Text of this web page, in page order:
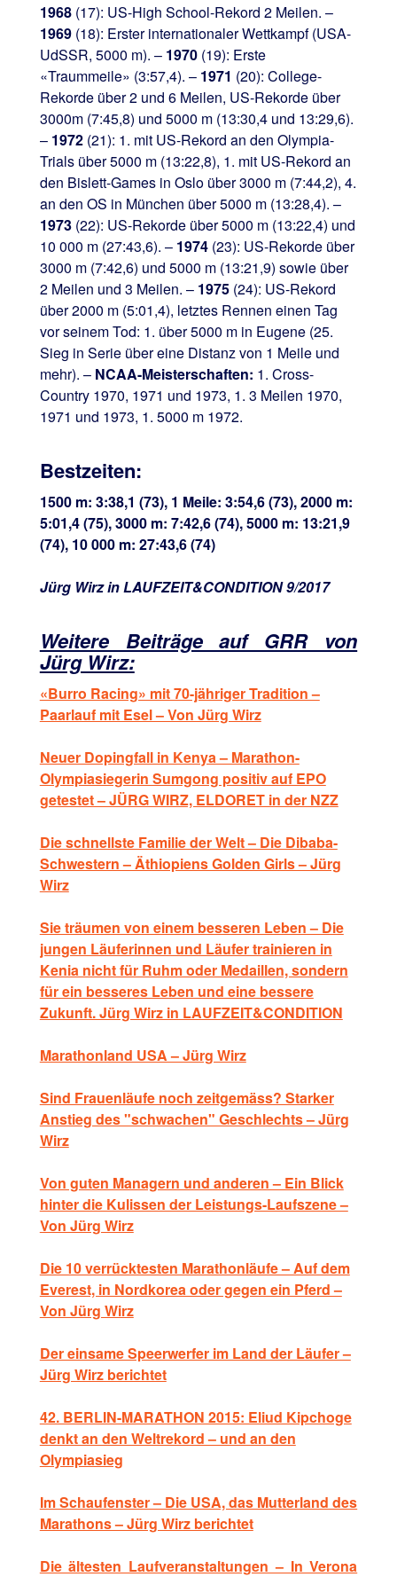
1968 (17): US-High School-Rekord 2 Meilen. –
1969(18): Erster internationaler Wettkampf (USA-
UdSSR, 5000 m). – 1970 (19): Erste
«Traummeile» (3:57,4). – 1971 (20): College-
Rekorde über 2 und 6 Meilen, US-Rekorde über
3000m (7:45,8) und 5000 m (13:30,4 und 13:29,6).
– 1972(21): 1. mit US-Rekord an den Olympia-
Trials über 5000 m (13:22,8), 1. mit US-Rekord an
den Bislett-Games in Oslo über 3000 m (7:44,2), 4.
an den OS in München über 5000 m (13:28,4). –
1973 (22): US-Rekorde über 5000 m (13:22,4) und
10 000 m (27:43,6). – 1974 (23): US-Rekorde über
3000 m (7:42,6) und 5000 m (13:21,9) sowie über
2 Meilen und 3 Meilen. – 1975 (24): US-Rekord
über 2000 m (5:01,4), letztes Rennen einen Tag
vor seinem Tod: 1. über 5000 m in Eugene (25.
Sieg in Serie über eine Distanz von 1 Meile und
mehr). – NCAA-Meisterschaften: 1. Cross-
Country 1970, 1971 und 1973, 1. 3 Meilen 1970,
1971 und 1973, 1. 5000 m 1972.
Bestzeiten:
1500 m: 3:38,1 (73), 1 Meile: 3:54,6 (73), 2000 m:
5:01,4 (75), 3000 m: 7:42,6 (74), 5000 m: 13:21,9
(74), 10 000 m: 27:43,6 (74)
Jürg Wirz in LAUFZEIT&CONDITION 9/2017
Weitere Beiträge auf GRR von
Jürg Wirz:
«Burro Racing» mit 70-jähriger Tradition –
Paarlauf mit Esel – Von Jürg Wirz
Neuer Dopingfall in Kenya – Marathon-
Olympiasiegerin Sumgong positiv auf EPO
getestet – JÜRG WIRZ, ELDORET in der NZZ
Die schnellste Familie der Welt – Die Dibaba-
Schwestern – Äthiopiens Golden Girls – Jürg
Wirz
Sie träumen von einem besseren Leben – Die
jungen Läuferinnen und Läufer trainieren in
Kenia nicht für Ruhm oder Medaillen, sondern
für ein besseres Leben und eine bessere
Zukunft. Jürg Wirz in LAUFZEIT&CONDITION
Marathonland USA – Jürg Wirz
Sind Frauenläufe noch zeitgemäss? Starker
Anstieg des "schwachen" Geschlechts – Jürg
Wirz
Von guten Managern und anderen – Ein Blick
hinter die Kulissen der Leistungs-Laufszene –
Von Jürg Wirz
Die 10 verrücktesten Marathonläufe – Auf dem
Everest, in Nordkorea oder gegen ein Pferd –
Von Jürg Wirz
Der einsame Speerwerfer im Land der Läufer –
Jürg Wirz berichtet
42. BERLIN-MARATHON 2015: Eliud Kipchoge
denkt an den Weltrekord – und an den
Olympiasieg
Im Schaufenster – Die USA, das Mutterland des
Marathons – Jürg Wirz berichtet
Die ältesten Laufveranstaltungen – In Verona